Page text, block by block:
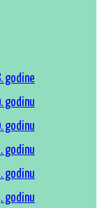
godine
godinu
godinu
godinu
godinu
godinu